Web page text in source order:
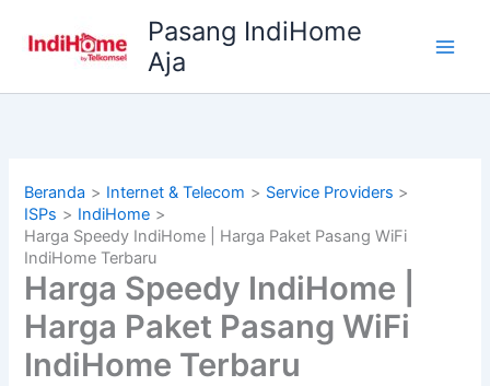
Pasang IndiHome
Aja
Beranda Internet & Telecom
Service Providers
ISPs
IndiHome
Harga Speedy IndiHome | Harga Paket Pasang WiFi
IndiHome Terbaru
Harga Speedy IndiHome |
Harga Paket Pasang WiFi
IndiHome Terbaru